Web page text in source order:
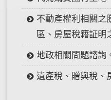
不動產權利相關之
區、房屋稅籍証明
地政相關問題諮詢
遺產稅、贈與稅、